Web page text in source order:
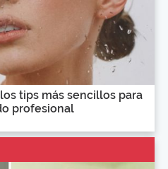
tips más sencillos para
profesional